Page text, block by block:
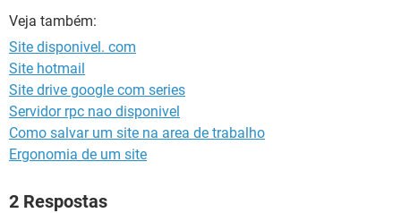
Veja também:
Site disponivel. com
Site hotmail
Site drive google com series
Servidor rpc nao disponivel
Como salvar um site na area de trabalho
Ergonomia de um site
2 Respostas